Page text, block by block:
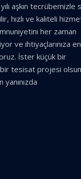
aşkın tecrübemizle
hızlı ve kaliteli
her zaman
ve ihtiyaçlarınıza en
İster küçük bir
tesisat projesi